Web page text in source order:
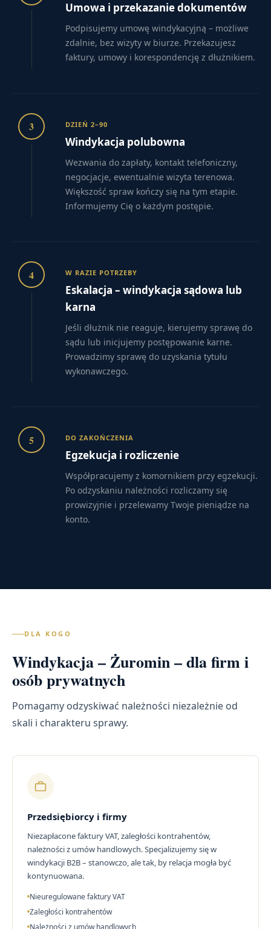
Umowa i przekazanie dokumentów
Podpisujemy umowę windykacyjną – możliwe
zdalnie, bez wizyty w biurze. Przekazujesz
faktury, umowy i korespondencję z dłużnikiem.
3 DZIEŃ 2–90
Windykacja polubowna
Wezwania do zapłaty, kontakt telefoniczny,
negocjacje, ewentualnie wizyta terenowa.
Większość spraw kończy się na tym etapie.
Informujemy Cię o każdym postępie.
4 W RAZIE POTRZEBY
Eskalacja – windykacja sądowa lub
karna
Jeśli dłużnik nie reaguje, kierujemy sprawę do
sądu lub inicjujemy postępowanie karne.
Prowadzimy sprawę do uzyskania tytułu
wykonawczego.
5 DO ZAKOŃCZENIA
Egzekucja i rozliczenie
Współpracujemy z komornikiem przy egzekucji.
Po odzyskaniu należności rozliczamy się
prowizyjnie i przelewamy Twoje pieniądze na
konto.
DLA KOGO
Windykacja – Żuromin – dla firm i
osób prywatnych
Pomagamy odzyskiwać należności niezależnie od
skali i charakteru sprawy.
Przedsiębiorcy i firmy
Niezapłacone faktury VAT, zaległości kontrahentów,
należności z umów handlowych. Specjalizujemy się w
windykacji B2B – stanowczo, ale tak, by relacja mogła być
kontynuowana.
Nieuregulowane faktury VAT
Zaległości kontrahentów